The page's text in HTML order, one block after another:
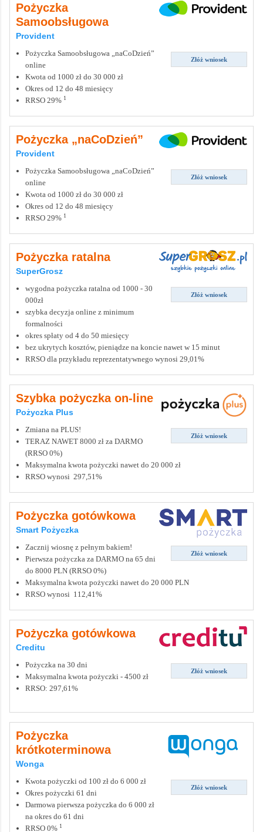
Pożyczka
Samoobsługowa
Provident
Złóż wniosek
Pożyczka Samoobsługowa „naCoDzień”
online
Kwota od 1000 zł do 30 000 zł
Okres od 12 do 48 miesięcy
RRSO 29% 1
Pożyczka „naCoDzień”
Provident
Złóż wniosek
Pożyczka Samoobsługowa „naCoDzień”
online
Kwota od 1000 zł do 30 000 zł
Okres od 12 do 48 miesięcy
RRSO 29% 1
Pożyczka ratalna
SuperGrosz
Złóż wniosek
wygodna pożyczka ratalna od 1000 - 30
000zł
szybka decyzja online z minimum
formalności
okres spłaty od 4 do 50 miesięcy
bez ukrytych kosztów, pieniądze na koncie nawet w 15 minut
RRSO dla przykładu reprezentatywnego wynosi 29,01%
Szybka pożyczka on-line
Pożyczka Plus
Złóż wniosek
Zmiana na PLUS!
TERAZ NAWET 8000 zł za DARMO
(RRSO 0%)
Maksymalna kwota pożyczki nawet do 20 000 zł
RRSO wynosi 297,51%
Pożyczka gotówkowa
Smart Pożyczka
Złóż wniosek
Zacznij wiosnę z pełnym bakiem!
Pierwsza pożyczka za DARMO na 65 dni
do 8000 PLN (RRSO 0%)
Maksymalna kwota pożyczki nawet do 20 000 PLN
RRSO wynosi 112,41%
Pożyczka gotówkowa
Creditu
Złóż wniosek
Pożyczka na 30 dni
Maksymalna kwota pożyczki - 4500 zł
RRSO: 297,61%
Pożyczka
krótkoterminowa
Wonga
Złóż wniosek
Kwota pożyczki od 100 zł do 6 000 zł
Okres pożyczki 61 dni
Darmowa pierwsza pożyczka do 6 000 zł
na okres do 61 dni
RRSO 0% 1